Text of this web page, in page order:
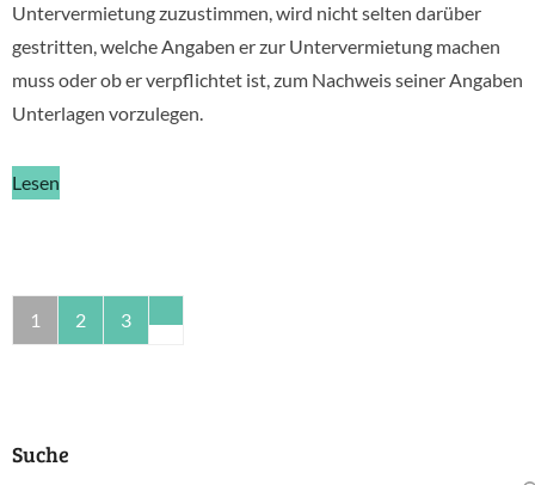
Untervermietung zuzustimmen, wird nicht selten darüber
gestritten, welche Angaben er zur Untervermietung machen
muss oder ob er verpflichtet ist, zum Nachweis seiner Angaben
Unterlagen vorzulegen.
Lesen
1 2 3
Suche